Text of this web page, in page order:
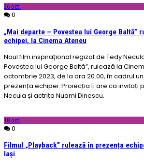
26 oct.
0
„Mai departe – Povestea lui George Baltă”
echipei, la Cinema Ateneu
Noul film inspirațional regizat de Tedy
Povestea lui George Baltă”, rulează la
octombrie 2023, de la ora 20.00, în cadrul
prezența echipei. Proiecția îi are ca invitați
Necula și actrița Nuami Dinescu.
18 oct.
0
Filmul „Playback” rulează în prezența
Iași